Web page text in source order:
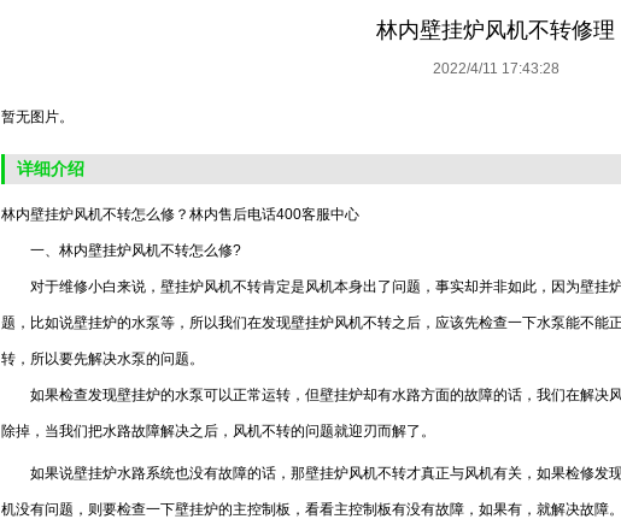
林内壁挂炉风机不转修理
2022/4/11 17:43:28
暂无图片。
详细介绍
林内壁挂炉风机不转怎么修？林内售后电话400客服中心
一、林内壁挂炉风机不转怎么修?
对于维修小白来说，壁挂炉风机不转肯定是风机本身出了问题，事实却并非如此，因为壁挂
题，比如说壁挂炉的水泵等，所以我们在发现壁挂炉风机不转之后，应该先检查一下水泵能不能
转，所以要先解决水泵的问题。
如果检查发现壁挂炉的水泵可以正常运转，但壁挂炉却有水路方面的故障的话，我们在解决
除掉，当我们把水路故障解决之后，风机不转的问题就迎刃而解了。
如果说壁挂炉水路系统也没有故障的话，那壁挂炉风机不转才真正与风机有关，如果检修发
机没有问题，则要检查一下壁挂炉的主控制板，看看主控制板有没有故障，如果有，就解决故障